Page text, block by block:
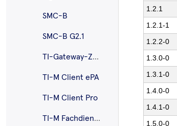
SMC-B
SMC-B G2.1
TI-Gateway-Zugangsmodul
TI-M Client ePA
TI-M Client Pro
TI-M Fachdienst ePA
1.2.1
1.2.1-1
1.2.2-0
1.3.0-0
1.3.1-0
1.4.0-0
1.4.1-0
1.5.0-0